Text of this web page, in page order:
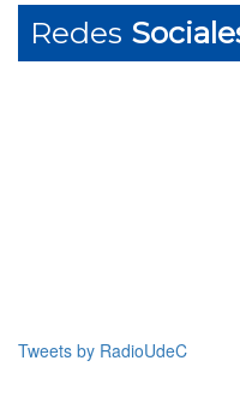
De
19:00 a
Redes
Tweets by RadioUdeC